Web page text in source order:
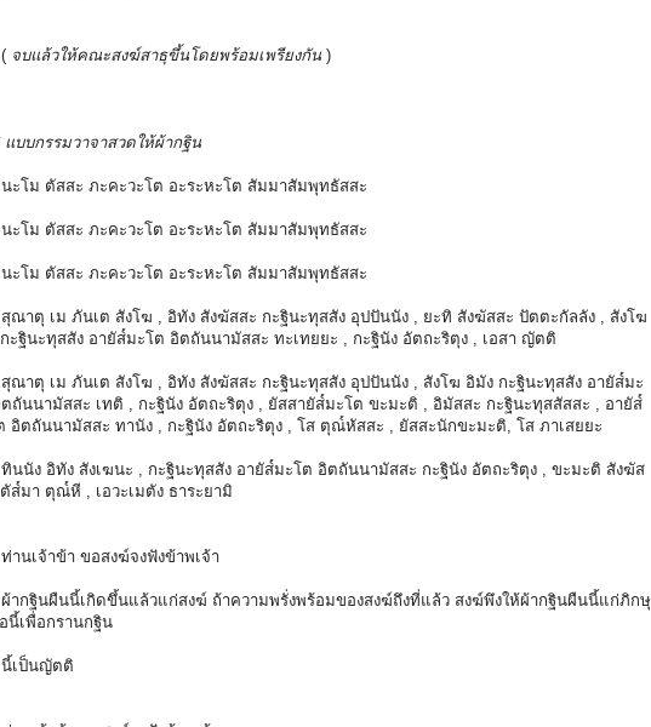
( จบแล้วให้คณะสงฆ์สาธุขึ้นโดยพร้อมเพรียงกัน )
บบกรรมวาจาสวดให้ผ้ากฐิน
นะโม ตัสสะ ภะคะวะโต อะระหะโต สัมมาสัมพุทธัสสะ
นะโม ตัสสะ ภะคะวะโต อะระหะโต สัมมาสัมพุทธัสสะ
นะโม ตัสสะ ภะคะวะโต อะระหะโต สัมมาสัมพุทธัสสะ
สุณาตุ เม ภันเต สังโฆ , อิทัง สังฆัสสะ กะฐินะทุสสัง อุปปันนัง , ยะทิ สังฆัสสะ ปัตตะกัลลัง , สังโฆ
ะฐินะทุสสัง อายัส๎มะโต อิตถันนามัสสะ ทะเทยยะ , กะฐินัง อัตถะริตุง , เอสา ญัตติ
สุณาตุ เม ภันเต สังโฆ , อิทัง สังฆัสสะ กะฐินะทุสสัง อุปปันนัง , สังโฆ อิมัง กะฐินะทุสสัง อายัส๎มะ
ถันนามัสสะ เทติ , กะฐินัง อัตถะริตุง , ยัสสายัส๎มะโต ขะมะติ , อิมัสสะ กะฐินะทุสสัสสะ , อายัส๎
อิตถันนามัสสะ ทานัง , กะฐินัง อัตถะริตุง , โส ตุณ๎หัสสะ , ยัสสะนักขะมะติ, โส ภาเสยยะ
ทินนัง อิทัง สังเฆนะ , กะฐินะทุสสัง อายัส๎มะโต อิตถันนามัสสะ กะฐินัง อัตถะริตุง , ขะมะติ สังฆัส
ส๎มา ตุณ๎หี , เอวะเมตัง ธาระยามิ
ท่านเจ้าข้า ขอสงฆ์จงฟังข้าพเจ้า
ผ้ากฐินผืนนี้เกิดขึ้นแล้วแก่สงฆ์ ถ้าความพรั่งพร้อมของสงฆ์ถึงที่แล้ว สงฆ์พึงให้ผ้ากฐินผืนนี้แก่ภิกษุ
นี้เพื่อกรานกฐิน
นี้เป็นญัตติ